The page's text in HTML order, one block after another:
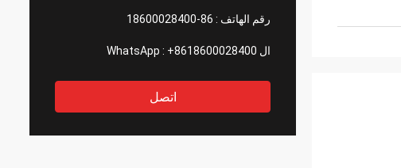
رقم الهاتف : 86-18600028400
ال WhatsApp : +8618600028400
اتصل